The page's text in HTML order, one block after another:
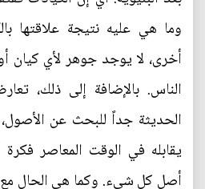
وما هي عليه نتيجة علاقتها
أخرى، لا يوجد جوهر لأي كيان
الناس. بالإضافة إلى ذلك،
الحديثة جداً للبحث عن
يقابله في الوقت المعاصر
أصل كل شيء. وكما هي الحال مع